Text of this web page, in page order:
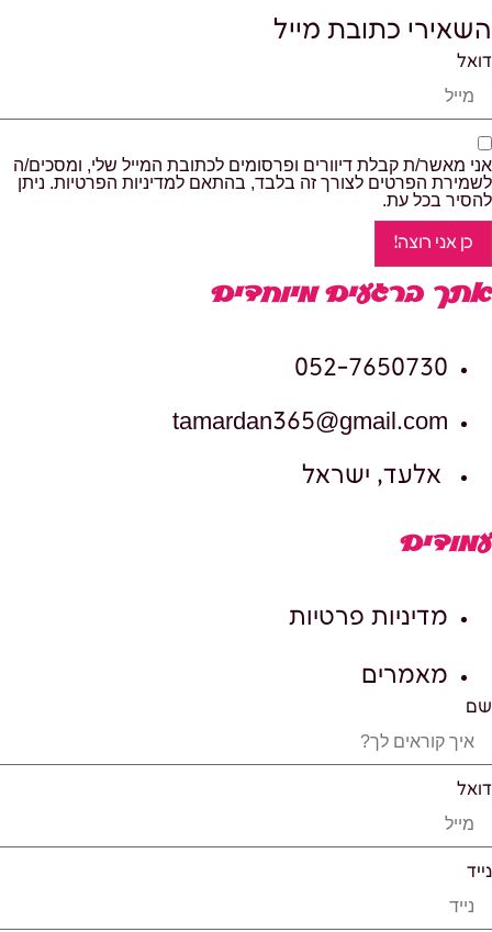
השאירי כתובת מייל
דואל
אני מאשר/ת קבלת דיוורים ופרסומים לכתובת המייל שלי, ומסכים/ה
לשמירת הפרטים לצורך זה בלבד, בהתאם למדיניות הפרטיות. ניתן
להסיר בכל עת.
כן אני רוצה!
אתך ברגעים מיוחדים
052-7650730
tamardan365@gmail.com
אלעד, ישראל
עמודים
מדיניות פרטיות
מאמרים
שם
דואל
נייד